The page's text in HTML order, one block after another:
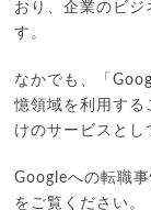
おり、企業のビジ
す。
なかでも、「
憶領域を利用する
けのサービスとし
Googleへの転職
をご覧ください。